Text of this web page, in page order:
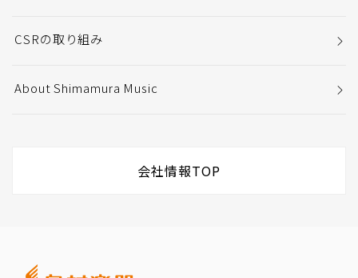
CSRの取り組み
About Shimamura Music
会社情報TOP